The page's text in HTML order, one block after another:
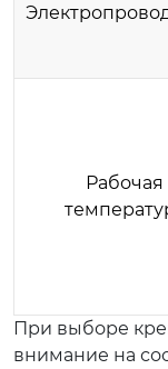
Рабочая
При выборе
внимание на